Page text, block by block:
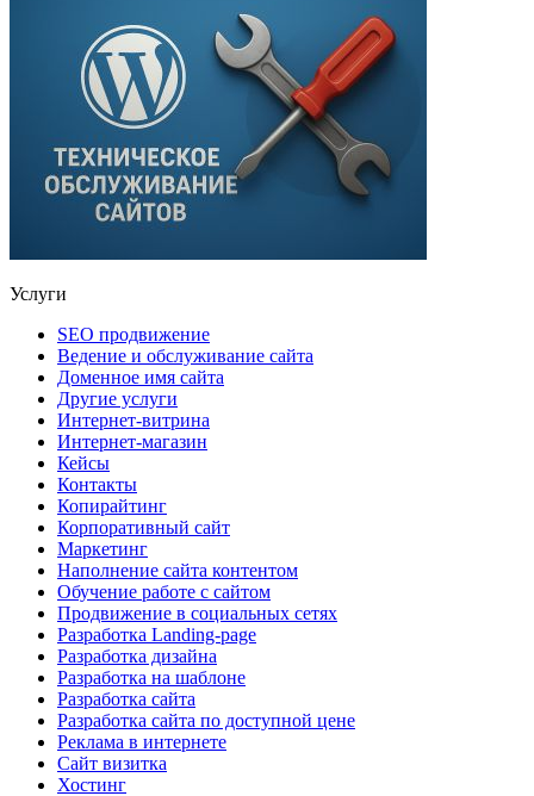
Услуги
SEO продвижение
Ведение и обслуживание сайта
Доменное имя сайта
Другие услуги
Интернет-витрина
Интернет-магазин
Кейсы
Контакты
Копирайтинг
Корпоративный сайт
Маркетинг
Наполнение сайта контентом
Обучение работе с сайтом
Продвижение в социальных сетях
Разработка Landing-page
Разработка дизайна
Разработка на шаблоне
Разработка сайта
Разработка сайта по доступной цене
Реклама в интернете
Сайт визитка
Хостинг